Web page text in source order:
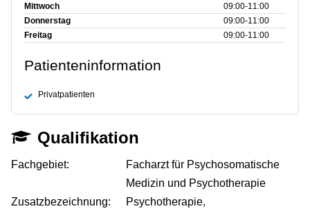
Mittwoch
09:00‑11:00
Donnerstag
09:00‑11:00
Freitag
09:00‑11:00
Patienteninformation
Privatpatienten
Qualifikation
Fachgebiet:
Facharzt für Psychosomatische
Medizin und Psychotherapie
Zusatzbezeichnung:
Psychotherapie,